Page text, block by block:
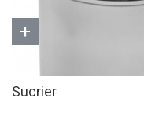
+
Sucrier